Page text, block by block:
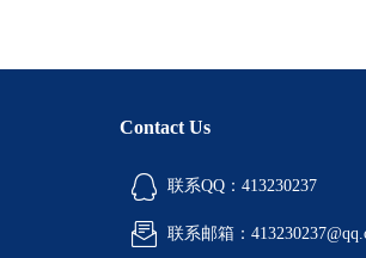
Contact Us
联系QQ：413230237
联系邮箱：